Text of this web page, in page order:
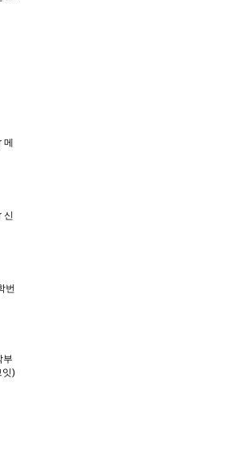
메
신
번
부
잇)